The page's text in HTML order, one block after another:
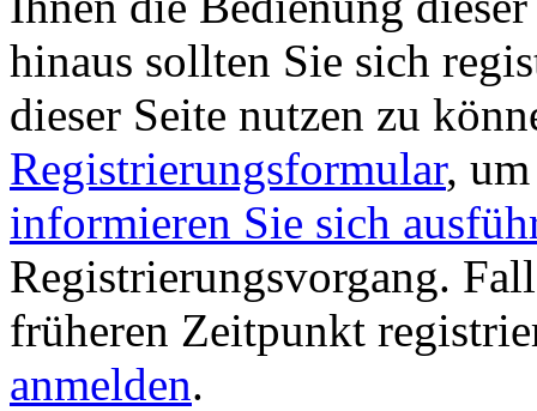
hinaus sollten Sie sich
dieser Seite nutzen zu
Registrierungsformular,
informieren Sie sich
Registrierungsvorgang.
früheren Zeitpunkt
anmelden.